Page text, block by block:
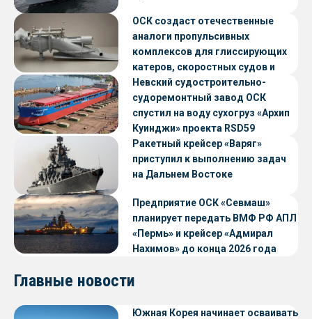
ОСК создаст отечественные
аналоги пропульсивных
комплексов для глиссирующих
катеров, скоростных судов и
судов с малой осадкой
Невский судостроительно-
судоремонтный завод ОСК
спустил на воду сухогруз «Архип
Куинджи» проекта RSD59
Ракетный крейсер «Варяг»
приступил к выполнению задач
на Дальнем Востоке
Предприятие ОСК «Севмаш»
планирует передать ВМФ РФ АПЛ
«Пермь» и крейсер «Адмирал
Нахимов» до конца 2026 года
Главные новости
Южная Корея начинает осваивать